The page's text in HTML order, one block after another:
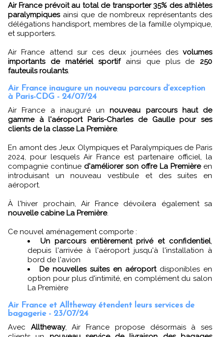
Air France prévoit au total de transporter 35% des athlètes
paralympiquesainsi que de nombreux représentants des
délégations handisport, membres de la famille olympique,
et supporters.
Air France attend sur ces deux journées des volumes
importants de matériel sportifainsi que plus de 250
fauteuils roulants.
Air France inaugure un nouveau parcours d’exception
à Paris-CDG - 24/07/24
Air France a inauguré unnouveau parcours haut de
gamme à l'aéroport Paris-Charles de Gaulle pour ses
clients de la classe La Première.
En amont des Jeux Olympiques et Paralympiques de Paris
2024, pour lesquels Air France est partenaire officiel, la
compagnie continue d'améliorer son offre La Premièreen
introduisant un nouveau vestibule et des suites en
aéroport.
À l'hiver prochain, Air France dévoilera également sa
nouvelle cabine La Première.
Ce nouvel aménagement comporte :
Un parcours entièrement privé et confidentiel,
depuis l'arrivée à l'aéroport jusqu'à l'installation à
bord de l'avion
De nouvelles suites en aéroportdisponibles en
option pour plus d'intimité, en complément du salon
La Première
Air France et Alltheway étendent leurs services de
bagagerie - 23/07/24
Avec Alltheway, Air France propose désormais à ses